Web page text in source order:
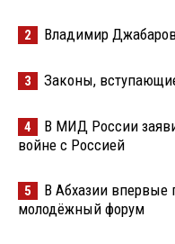
2 Владимир
3 Законы,
4
В МИД России
войне с Россией
5
В Абхазии
молодёжный форум